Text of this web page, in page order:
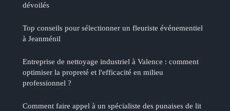
dévoilés
Top conseils pour sélectionner un fleuriste événementiel
à Jeanménil
Entreprise de nettoyage industriel à Valence : comment
optimiser la propreté et l'efficacité en milieu
professionnel ?
Comment faire appel à un spécialiste des punaises de lit